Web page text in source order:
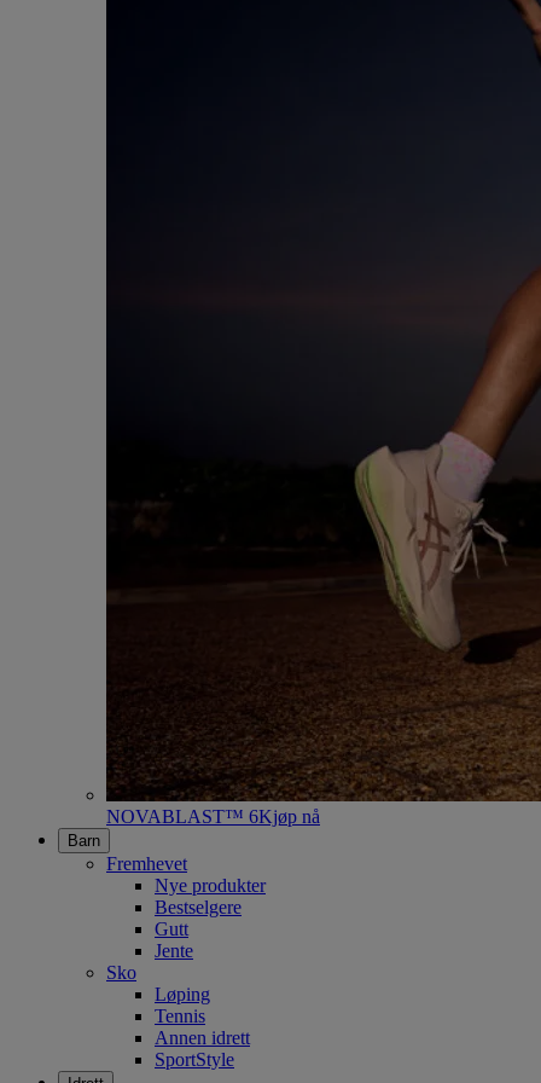
NOVABLAST™ 6Kjøp nå
Barn
Fremhevet
Nye produkter
Bestselgere
Gutt
Jente
Sko
Løping
Tennis
Annen idrett
SportStyle